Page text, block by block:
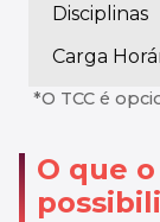
Disciplinas
Carga
*O TCC é
O que